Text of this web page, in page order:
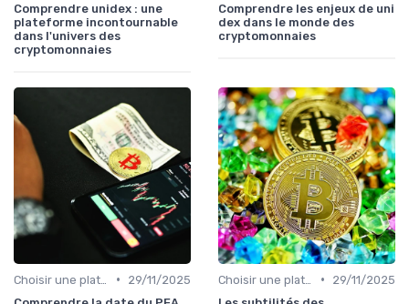
Comprendre unidex : une
plateforme incontournable
dans l'univers des
cryptomonnaies
Comprendre les enjeux de uni
dex dans le monde des
cryptomonnaies
•
29/11/2025
•
29/11/2025